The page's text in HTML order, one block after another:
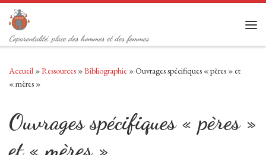
Passer au contenu
Coparentalité, place des hommes et des femmes
Accueil »Ressources »Bibliographie »Ouvrages spécifiques « pères » et
« mères »
Ouvrages spécifiques « pères »
et « mères »